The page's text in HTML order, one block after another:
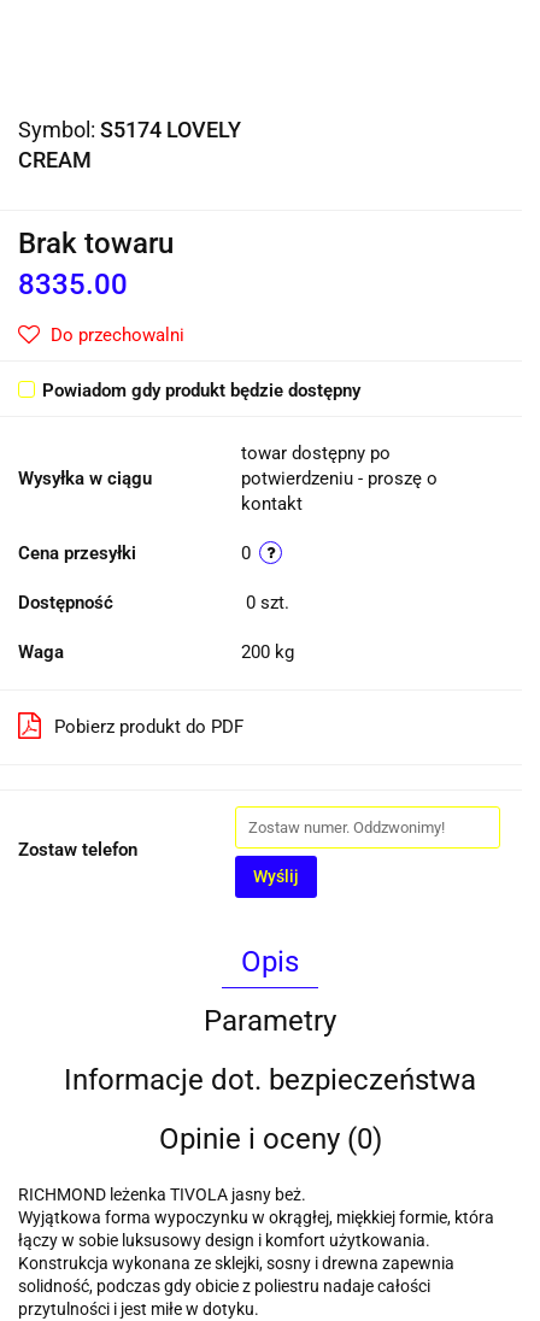
Symbol: S5174 LOVELY
CREAM
Brak towaru
8335.00
Do przechowalni
Powiadom gdy produkt będzie dostępny
Wysyłka w ciągu
towar dostępny po
potwierdzeniu - proszę o
kontakt
Cena przesyłki 0
Dostępność 0 szt.
Waga 200 kg
Pobierz produkt do PDF
Zostaw telefon
Wyślij
Opis
Parametry
Informacje dot. bezpieczeństwa
Opinie i oceny (0)
RICHMOND leżenka TIVOLA jasny beż.
Wyjątkowa forma wypoczynku w okrągłej, miękkiej formie, która
łączy w sobie luksusowy design i komfort użytkowania.
Konstrukcja wykonana ze sklejki, sosny i drewna zapewnia
solidność, podczas gdy obicie z poliestru nadaje całości
przytulności i jest miłe w dotyku.